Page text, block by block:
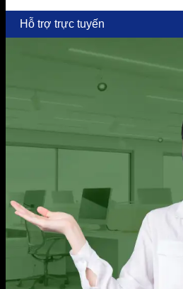
Hỗ trợ trực tuyến